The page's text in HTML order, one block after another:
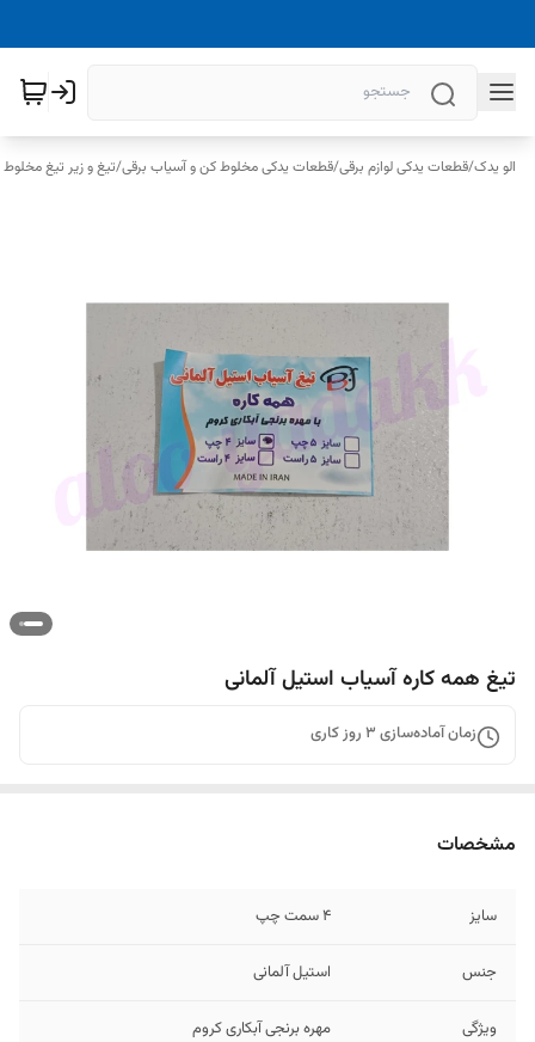
الو یدک/قطعات یدکی لوازم برقی/قطعات یدکی مخلوط کن و آسیاب برقی/تیغ و زیر تیغ
تیغ همه کاره آسیاب استیل آلمانی
زمان آماده‌سازی 3 روز کاری
مشخصات
سایز ۴ سمت چپ
جنس استیل آلمانی
ویژگی مهره برنجی آبکاری کروم